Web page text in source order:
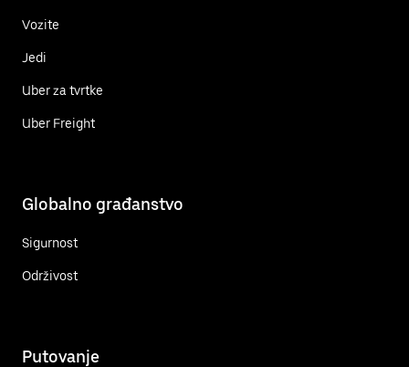
Vozite
Jedi
Uber za tvrtke
Uber Freight
Globalno građanstvo
Sigurnost
Održivost
Putovanje